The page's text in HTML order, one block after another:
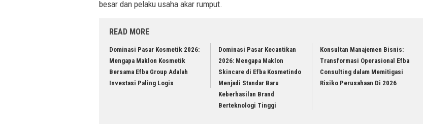
besar dan pelaku usaha akar rumput.
READ MORE
Dominasi Pasar Kosmetik 2026:
Mengapa Maklon Kosmetik
Bersama Efba Group Adalah
Investasi Paling Logis
Dominasi Pasar Kecantikan
2026: Mengapa Maklon
Skincare di Efba Kosmetindo
Menjadi Standar Baru
Keberhasilan Brand
Berteknologi Tinggi
Konsultan Manajemen Bisnis:
Transformasi Operasional Efba
Consulting dalam Memitigasi
Risiko Perusahaan Di 2026